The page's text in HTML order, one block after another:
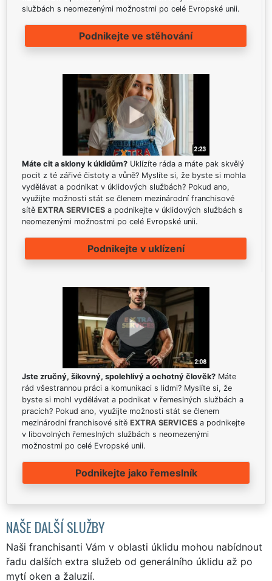
službách s neomezenými možnostmi po celé Evropské unii.
Podnikejte ve stěhování
Máte cit a sklony k úklidům? Uklízíte ráda a máte pak skvělý
pocit z té zářivé čistoty a vůně? Myslíte si, že byste si mohla
vydělávat a podnikat v úklidových službách? Pokud ano,
využijte možnosti stát se členem mezinárodní franchisové
sítě EXTRA SERVICES a podnikejte v úklidových službách s
neomezenými možnostmi po celé Evropské unii.
Podnikejte v uklízení
Jste zručný, šikovný, spolehlivý a ochotný člověk? Máte
rád všestrannou práci a komunikaci s lidmi? Myslíte si, že
byste si mohl vydělávat a podnikat v řemeslných službách a
pracích? Pokud ano, využijte možnosti stát se členem
mezinárodní franchisové sítě EXTRA SERVICES a podnikejte
v libovolných řemeslných službách s neomezenými
možnostmi po celé Evropské unii.
Podnikejte jako řemeslník
NAŠE DALŠÍ SLUŽBY
Naši franchisanti Vám v oblasti úklidu mohou nabídnout
řadu dalších extra služeb od generálního úklidu až po
mytí oken a žaluzií.